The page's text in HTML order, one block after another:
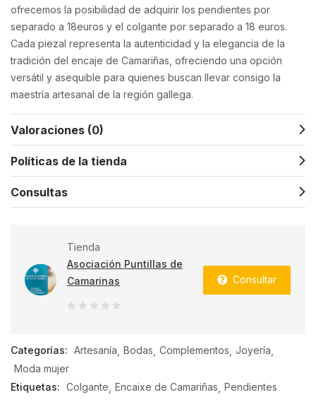
ofrecemos la posibilidad de adquirir los pendientes por
separado a 18euros y el colgante por separado a 18 euros.
Cada piezal representa la autenticidad y la elegancia de la
tradición del encaje de Camariñas, ofreciendo una opción
versátil y asequible para quienes buscan llevar consigo la
maestría artesanal de la región gallega.
Valoraciones (0)
Políticas de la tienda
Consultas
Tienda
Asociación Puntillas de
Camarinas
Consultar
Categorías: Artesanía Bodas Complementos Joyería
Moda mujer
Etiquetas: Colgante Encaixe de Camariñas Pendientes